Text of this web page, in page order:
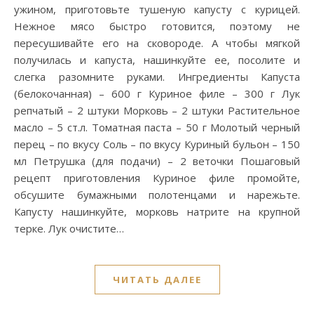
ужином, приготовьте тушеную капусту с курицей.
Нежное мясо быстро готовится, поэтому не
пересушивайте его на сковороде. А чтобы мягкой
получилась и капуста, нашинкуйте ее, посолите и
слегка разомните руками. Ингредиенты Капуста
(белокочанная) – 600 г Куриное филе – 300 г Лук
репчатый – 2 штуки Морковь – 2 штуки Растительное
масло – 5 ст.л. Томатная паста – 50 г Молотый черный
перец – по вкусу Соль – по вкусу Куриный бульон – 150
мл Петрушка (для подачи) – 2 веточки Пошаговый
рецепт приготовления Куриное филе промойте,
обсушите бумажными полотенцами и нарежьте.
Капусту нашинкуйте, морковь натрите на крупной
терке. Лук очистите…
ЧИТАТЬ ДАЛЕЕ